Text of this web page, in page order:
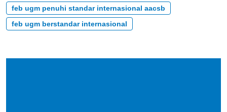
feb ugm penuhi standar internasional aacsb
feb ugm berstandar internasional